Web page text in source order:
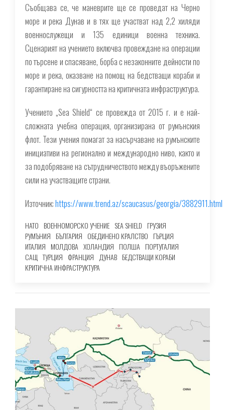
Съобщава се, че маневрите ще се проведат на Черно
море и река Дунав и в тях ще участват над 2,2 хиляди
военнослужещи и 135 единици военна техника.
Сценарият на учението включва провеждане на операции
по търсене и спасяване, борба с незаконните дейности по
море и река, оказване на помощ на бедстващи кораби и
гарантиране на сигурността на критичната инфраструктура.
Учението „Sea Shield“ се провежда от 2015 г. и е най-
сложната учебна операция, организирана от румънския
флот. Тези учения помагат за насърчаване на румънските
инициативи на регионално и международно ниво, както и
за подобряване на сътрудничеството между въоръжените
сили на участващите страни.
Източник:https://www.trend.az/scaucasus/georgia/3882911.html
НАТО ВОЕННОМОРСКО УЧЕНИЕ SEA SHIELD ГРУЗИЯ
РУМЪНИЯ БЪЛГАРИЯ ОБЕДИНЕНО КРАЛСТВО ГЪРЦИЯ
ИТАЛИЯ МОЛДОВА ХОЛАНДИЯ ПОЛША ПОРТУГАЛИЯ
САЩ ТУРЦИЯ ФРАНЦИЯ ДУНАВ БЕДСТВАЩИ КОРАБИ
КРИТИЧНА ИНФРАСТРУКТУРА